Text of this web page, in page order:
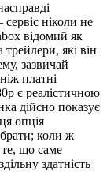
ніколи не
відомий як
які він
зазвичай
платні
є реалістичною
дійсно показує
опція
коли ж
те, що саме
здатність